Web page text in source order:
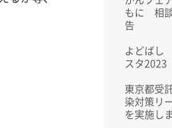
もに 相
告
よどばし
スタ2023
東京都受
染対策リ
を実施し